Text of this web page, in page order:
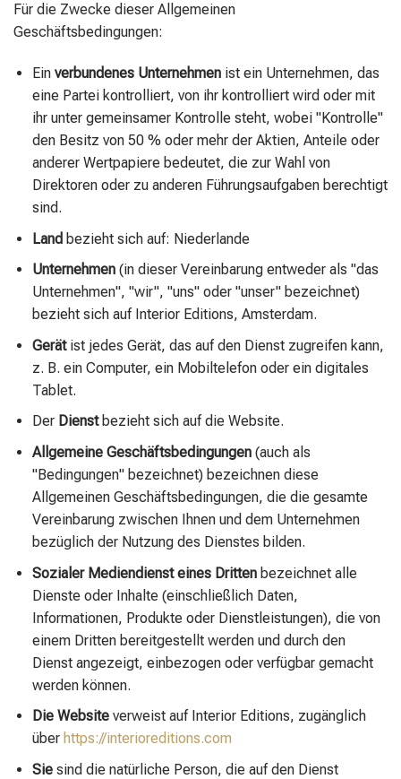
Für die Zwecke dieser Allgemeinen
Geschäftsbedingungen:
Ein verbundenes Unternehmenist ein Unternehmen, das
eine Partei kontrolliert, von ihr kontrolliert wird oder mit
ihr unter gemeinsamer Kontrolle steht, wobei "Kontrolle"
den Besitz von 50 % oder mehr der Aktien, Anteile oder
anderer Wertpapiere bedeutet, die zur Wahl von
Direktoren oder zu anderen Führungsaufgaben berechtigt
sind.
Land bezieht sich auf: Niederlande
Unternehmen(in dieser Vereinbarung entweder als "das
Unternehmen", "wir", "uns" oder "unser" bezeichnet)
bezieht sich auf Interior Editions, Amsterdam.
Gerätist jedes Gerät, das auf den Dienst zugreifen kann,
z. B. ein Computer, ein Mobiltelefon oder ein digitales
Tablet.
Der Dienstbezieht sich auf die Website.
Allgemeine Geschäftsbedingungen(auch als
"Bedingungen" bezeichnet) bezeichnen diese
Allgemeinen Geschäftsbedingungen, die die gesamte
Vereinbarung zwischen Ihnen und dem Unternehmen
bezüglich der Nutzung des Dienstes bilden.
Sozialer Mediendienst eines Drittenbezeichnet alle
Dienste oder Inhalte (einschließlich Daten,
Informationen, Produkte oder Dienstleistungen), die von
einem Dritten bereitgestellt werden und durch den
Dienst angezeigt, einbezogen oder verfügbar gemacht
werden können.
Die Websiteverweist auf Interior Editions, zugänglich
über https://interioreditions.com
Siesind die natürliche Person, die auf den Dienst